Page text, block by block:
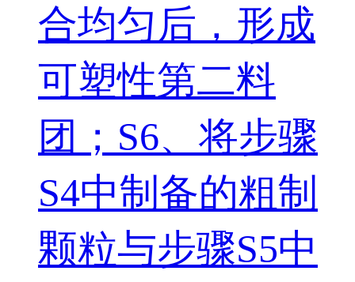
合均匀后，形成
可塑性第二料
团；S6、将步骤
S4中制备的粗制
颗粒与步骤S5中